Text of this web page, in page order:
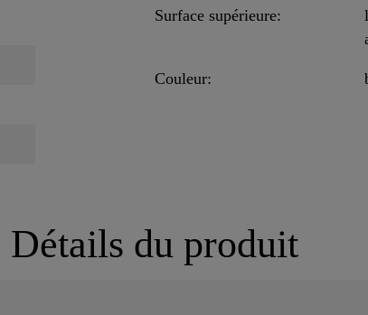
Surface supérieure:
Couleur:
Détails du produit